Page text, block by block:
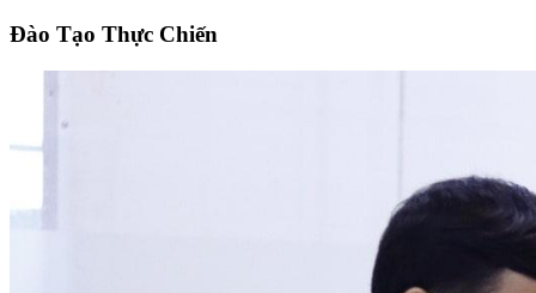
Đào Tạo Thực Chiến